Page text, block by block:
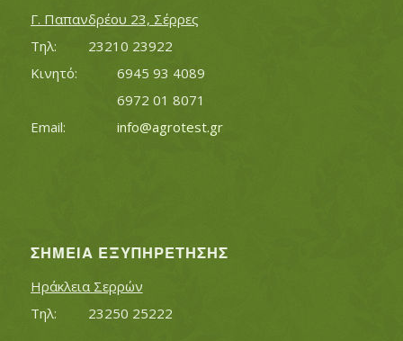
Γ. Παπανδρέου 23, Σέρρες
Τηλ:		23210 23922
Κινητό:		6945 93 4089
			6972 01 8071
info@agrotest.gr
ΣΗΜΕΊΑ ΕΞΥΠΗΡΈΤΗΣΗΣ
Ηράκλεια Σερρών
Τηλ:		23250 25222